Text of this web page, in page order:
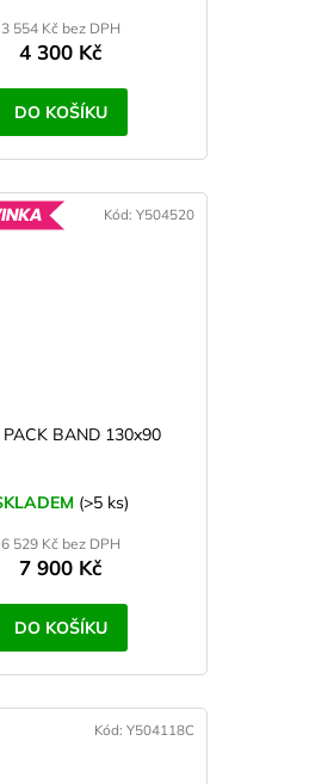
3 554 Kč bez DPH
4 300 Kč
DO KOŠÍKU
PACK BAND 130x90
(>5 ks)
6 529 Kč bez DPH
7 900 Kč
DO KOŠÍKU
Kód: Y504520
Kód: Y504118C